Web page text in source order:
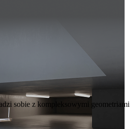
sobie z kompleksowymi